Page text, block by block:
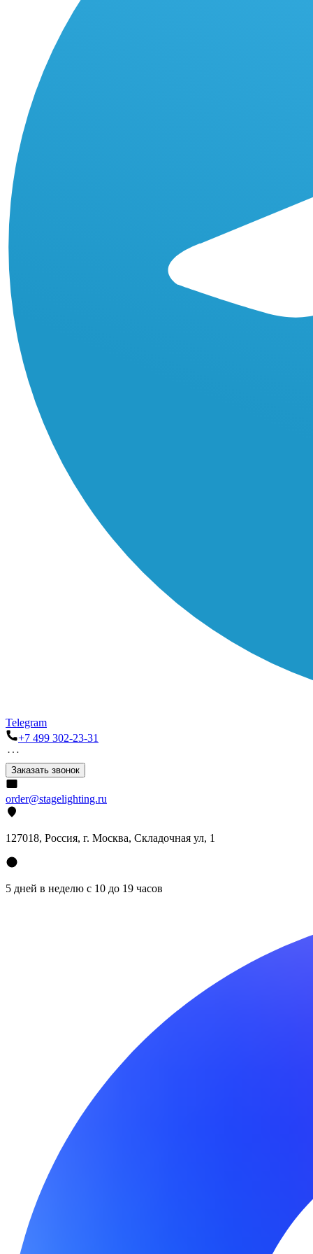
Telegram
+7 499 302-23-31
Заказать звонок
order@stagelighting.ru
127018, Россия, г. Москва, Складочная ул, 1
5 дней в неделю с 10 до 19 часов